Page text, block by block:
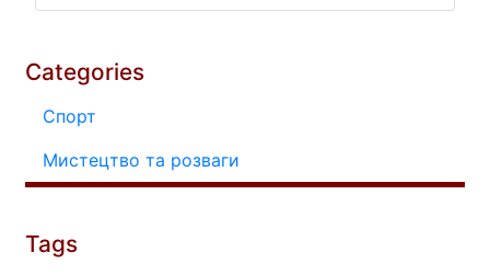
Categories
Спорт
Мистецтво та розваги
Tags